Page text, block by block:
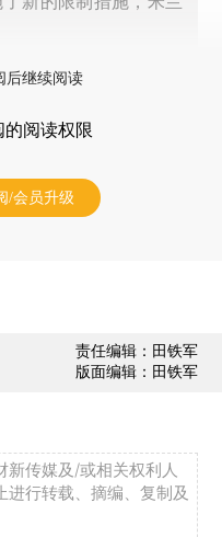
后继续阅读
的阅读权限
/会员升级
责任编辑：田铁军
版面编辑：田铁军
新传媒及/或相关权利人
行转载、摘编、复制及